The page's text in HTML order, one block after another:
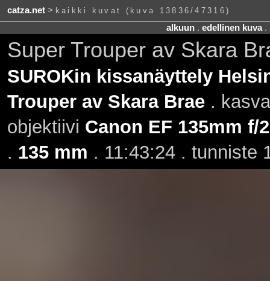
catza.net> kaikki kuvat (kuva 13836/47316)
alkuun. edellinen kuva.
Super Trouper av Skara
SUROKin kissanäyttely
Trouper av Skara Brae.
objektiivi Canon EF 135mm f/
. 135 mm . 11:43:24 . tunniste